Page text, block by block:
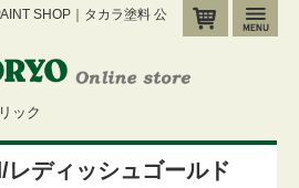
カート
SHOP｜タカラ塗料 公
ック
ディッシュゴールド